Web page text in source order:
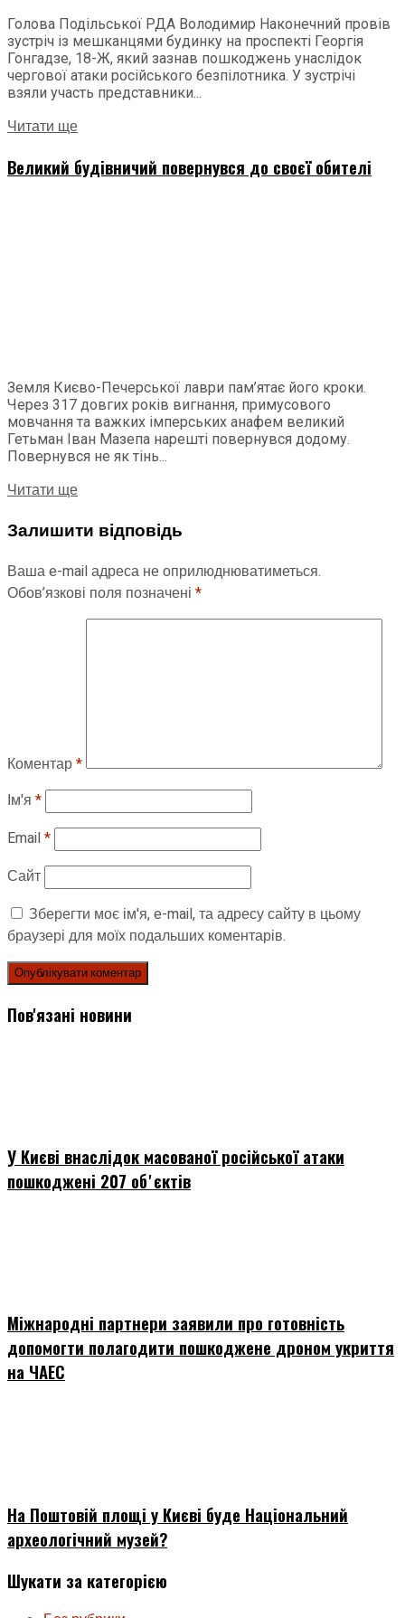
Голова Подільської РДА Володимир Наконечний провів
зустріч із мешканцями будинку на проспекті Георгія
Гонгадзе, 18-Ж, який зазнав пошкоджень унаслідок
чергової атаки російського безпілотника. У зустрічі
взяли участь представники...
Читати ще
Великий будівничий повернувся до своєї обителі
Земля Києво-Печерської лаври пам’ятає його кроки.
Через 317 довгих років вигнання, примусового
мовчання та важких імперських анафем великий
Гетьман Іван Мазепа нарешті повернувся додому.
Повернувся не як тінь...
Читати ще
Залишити відповідь
Ваша e-mail адреса не оприлюднюватиметься.
Обов’язкові поля позначені *
Коментар*
Ім'я *
Email*
Сайт
Зберегти моє ім'я, e-mail, та адресу сайту в цьому
браузері для моїх подальших коментарів.
Пов'язані новини
У Києві внаслідок масованої російської атаки
пошкоджені 207 обʼєктів
Міжнародні партнери заявили про готовність
допомогти полагодити пошкоджене дроном укриття
на ЧАЕС
На Поштовій площі у Києві буде Національний
археологічний музей?
Шукати за категорією